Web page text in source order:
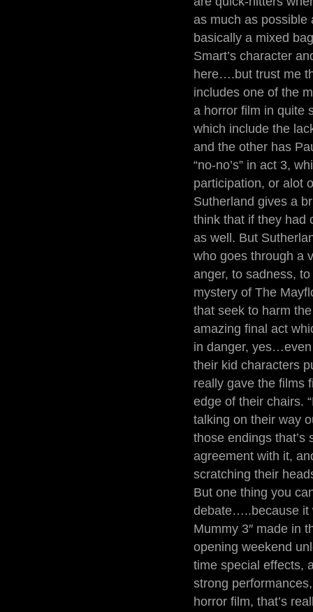
as much as possible
basically a mixed
Smart’s character
here….but trust me
includes one of the
a horror film in quite
which include the
and the other has
“no-no’s” in act 3,
participation, or alot
Sutherland gives a
think that if they had
as well. But
who goes through a
anger, to sadness,
mystery of The
that seek to harm
amazing final act
in danger,
their kid characters
really gave the films
edge of their chairs.
talking on their way
those endings
agreement with it,
scratching their
But one thing you
debate…..because it
Mummy 3″ made in
opening weekend
time special effects,
strong
horror film, that’s